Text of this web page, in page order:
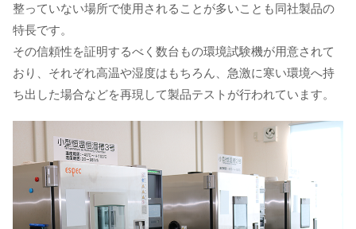
整っていない場所で使用されることが多いことも同社製品の
特長です。
その信頼性を証明するべく数台もの環境試験機が用意されて
おり、それぞれ高温や湿度はもちろん、急激に寒い環境へ持
ち出した場合などを再現して製品テストが行われています。